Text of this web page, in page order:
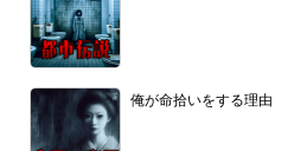
俺が命拾いをする理由